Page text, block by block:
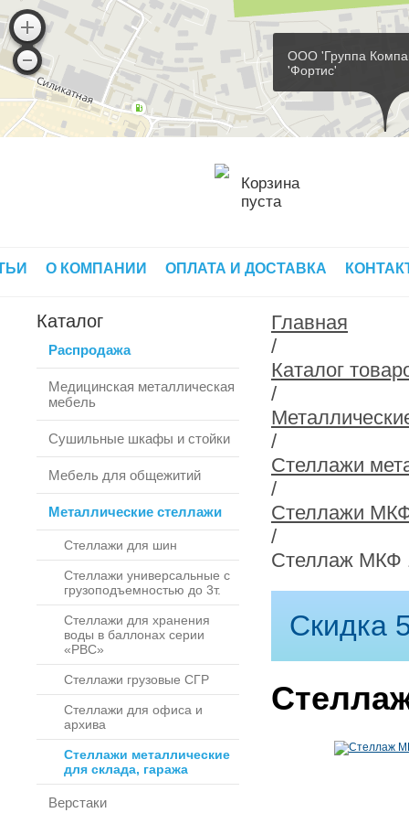
ООО 'Группа
'Фортис'
Корзина
пуста
О КОМПАНИИ ОПЛАТА И ДОСТАВКА
Каталог
Распродажа
Медицинская металлическая
мебель
Сушильные шкафы и стойки
Мебель для общежитий
Металлические стеллажи
Стеллажи для шин
Стеллажи универсальные с
грузоподъемностью до 3т.
Стеллажи для хранения
воды в баллонах серии
«РВС»
Стеллажи грузовые СГР
Стеллажи для офиса и
архива
Стеллажи металлические
для склада, гаража
Верстаки
Главная
/
Каталог
/
/
Стеллажи
/
Стеллажи МКФ
/
Стеллаж МКФ
Скидка